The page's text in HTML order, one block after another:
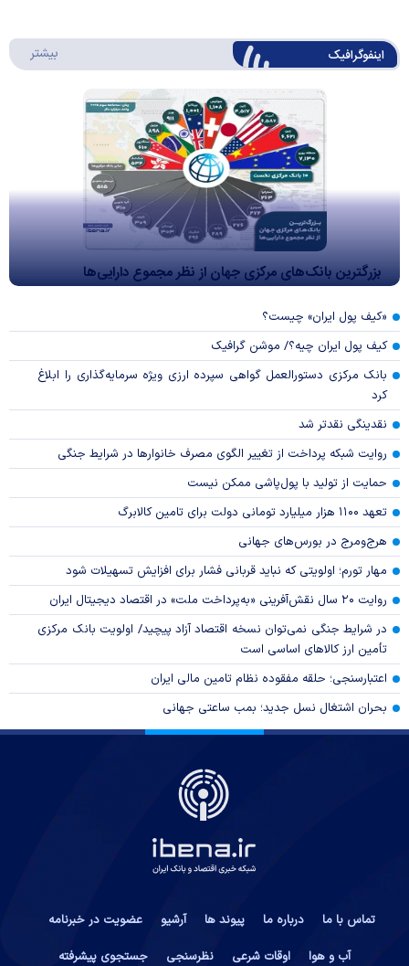
اینفوگرافیک بیشتر
بزرگترین بانک‌های مرکزی جهان از نظر مجموع دارایی‌ها
«کیف پول ایران» چیست؟
کیف پول ایران چیه؟/ موشن گرافیک
بانک مرکزی دستورالعمل گواهی سپرده ارزی ویژه سرمایه‌گذاری را ابلاغ
کرد
نقدینگی نقدتر شد
روایت شبکه پرداخت از تغییر الگوی مصرف خانوار‌ها در شرایط جنگی
حمایت از تولید با پول‌پاشی ممکن نیست
تعهد ۱۱۰۰ هزار میلیارد تومانی دولت برای تامین کالابرگ
هرج‌ومرج در بورس‌های جهانی
مهار تورم؛ اولویتی که نباید قربانی فشار برای افزایش تسهیلات شود
روایت ۲۰ سال نقش‌آفرینی «به‌پرداخت ملت» در اقتصاد دیجیتال ایران
در شرایط جنگی نمی‌توان نسخه اقتصاد آزاد پیچید/ اولویت بانک مرکزی
تأمین ارز کالا‌های اساسی است
اعتبارسنجی؛ حلقه مفقوده نظام تامین مالی ایران
بحران اشتغال نسل جدید؛ بمب ساعتی جهانی
تماس با ما درباره ما پیوند ها آرشیو
عضویت در خبرنامه
آب و هوا
اوقات شرعی نظرسنجی جستجوی پیشرفته